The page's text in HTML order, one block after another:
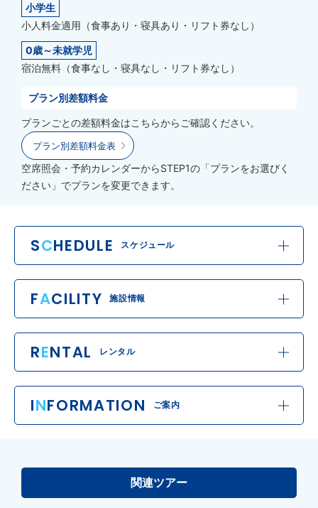
小学生
小人料金適用（食事あり・寝具あり・リフト券なし）
0歳～未就学児
宿泊無料（食事なし・寝具なし・リフト券なし）
プラン別差額料金
プランごとの差額料金はこちらからご確認ください。
プラン別差額料金表
空席照会・予約カレンダーからSTEP1の「プランをお選びく
ださい」でプランを変更できます。
SCHEDULE スケジュール
FACILITY 施設情報
RENTAL レンタル
INFORMATION ご案内
関連ツアー